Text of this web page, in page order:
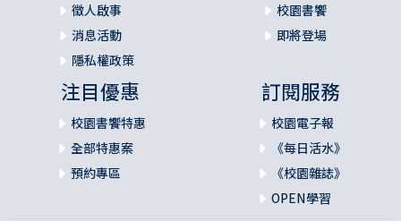
徵人啟事
消息活動
隱私權政策
校園書饗
即將登場
注目優惠
校園書饗特惠
全部特惠案
預約專區
訂閱服務
校園電子報
《每日活水》
《校園雜誌》
OPEN學習